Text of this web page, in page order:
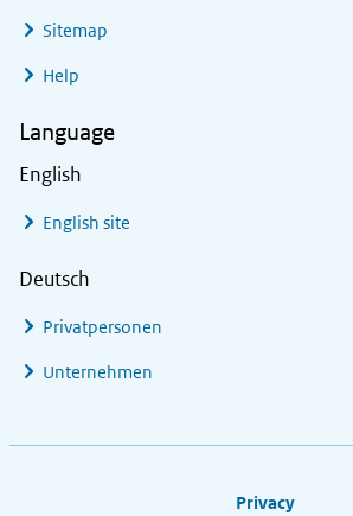
Sitemap
Help
Language
English
English site
Deutsch
Privatpersonen
Unternehmen
Privacy